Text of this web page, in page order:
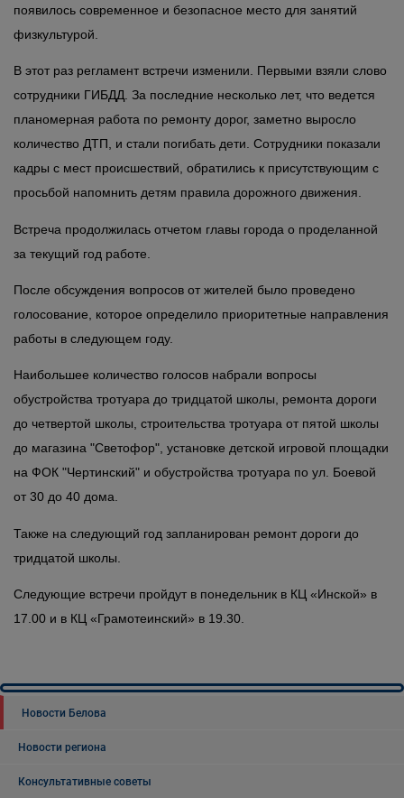
появилось современное и безопасное место для занятий
физкультурой.
В этот раз регламент встречи изменили. Первыми взяли слово
сотрудники ГИБДД. За последние несколько лет, что ведется
планомерная работа по ремонту дорог, заметно выросло
количество ДТП, и стали погибать дети. Сотрудники показали
кадры с мест происшествий, обратились к присутствующим с
просьбой напомнить детям правила дорожного движения.
Встреча продолжилась отчетом главы города о проделанной
за текущий год работе.
После обсуждения вопросов от жителей было проведено
голосование, которое определило приоритетные направления
работы в следующем году.
Наибольшее количество голосов набрали вопросы
обустройства тротуара до тридцатой школы, ремонта дороги
до четвертой школы, строительства тротуара от пятой школы
до магазина "Светофор", установке детской игровой площадки
на ФОК "Чертинский" и обустройства тротуара по ул. Боевой
от 30 до 40 дома.
Также на следующий год запланирован ремонт дороги до
тридцатой школы.
Следующие встречи пройдут в понедельник в КЦ «Инской» в
17.00 и в КЦ «Грамотеинский» в 19.30.
Новости Белова
Новости региона
Консультативные советы